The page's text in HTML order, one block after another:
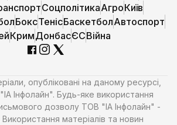
СоцполітикаАгроКиїв
БоксТенісБаскетболАвтоспорт
КримДонбасЄСВійна
опубліковані на даному ресурсі,
Інфолайн". Будь-яке використання
дозволу ТОВ "ІА Інфолайн" -
матеріалів та новин